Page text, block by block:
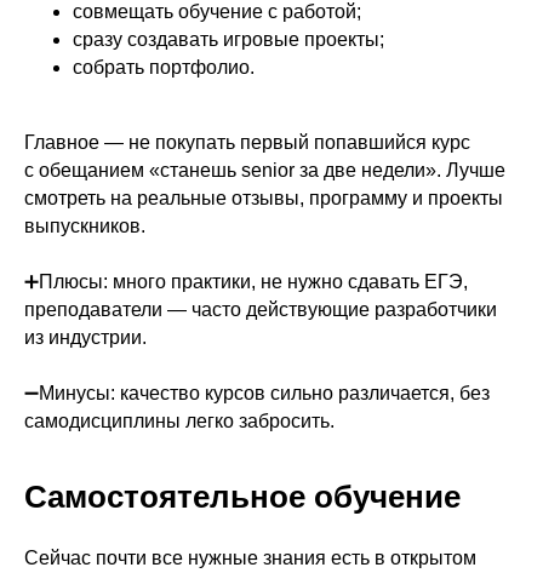
совмещать обучение с работой;
сразу создавать игровые проекты;
собрать портфолио.
Главное — не покупать первый попавшийся курс
с обещанием «станешь senior за две недели». Лучше
смотреть на реальные отзывы, программу и проекты
выпускников.
➕Плюсы: много практики, не нужно сдавать ЕГЭ,
преподаватели — часто действующие разработчики
из индустрии.
➖Минусы: качество курсов сильно различается, без
самодисциплины легко забросить.
Самостоятельное обучение
Сейчас почти все нужные знания есть в открытом